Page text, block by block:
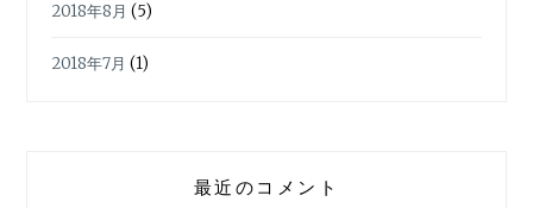
2018年8月 (5)
2018年7月 (1)
最近のコメント